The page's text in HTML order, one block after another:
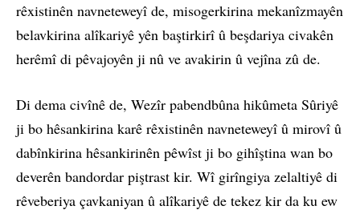
rêxistinên navneteweyî de, misogerkirina mekanîzmayên
belavkirina alîkariyê yên baştirkirî û beşdariya civakên
herêmî di pêvajoyên ji nû ve avakirin û vejîna zû de.
Di dema civînê de, Wezîr pabendbûna hikûmeta Sûriyê
ji bo hêsankirina karê rêxistinên navneteweyî û mirovî û
dabînkirina hêsankirinên pêwîst ji bo gihîştina wan bo
deverên bandordar piştrast kir. Wî girîngiya zelaltiyê di
rêveberiya çavkaniyan û alîkariyê de tekez kir da ku ew